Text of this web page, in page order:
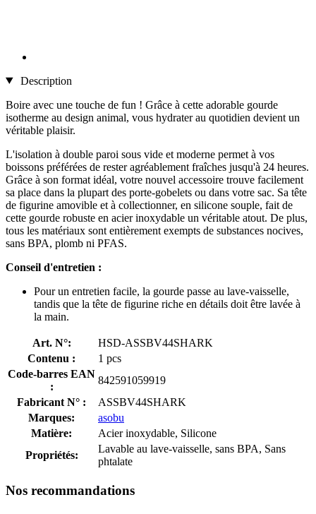
Description
Boire avec une touche de fun ! Grâce à cette adorable gourde
isotherme au design animal, vous hydrater au quotidien devient un
véritable plaisir.
L'isolation à double paroi sous vide et moderne permet à vos
boissons préférées de rester agréablement fraîches jusqu'à 24 heures.
Grâce à son format idéal, votre nouvel accessoire trouve facilement
sa place dans la plupart des porte-gobelets ou dans votre sac. Sa tête
de figurine amovible et à collectionner, en silicone souple, fait de
cette gourde robuste en acier inoxydable un véritable atout. De plus,
tous les matériaux sont entièrement exempts de substances nocives,
sans BPA, plomb ni PFAS.
Conseil d'entretien :
Pour un entretien facile, la gourde passe au lave-vaisselle,
tandis que la tête de figurine riche en détails doit être lavée à
la main.
Art. N°:
HSD-ASSBV44SHARK
Contenu :
1 pcs
Code-barres EAN
:
842591059919
Fabricant N° :
ASSBV44SHARK
Marques:
asobu
Matière:
Acier inoxydable, Silicone
Propriétés:
Lavable au lave-vaisselle, sans BPA, Sans
phtalate
Nos recommandations